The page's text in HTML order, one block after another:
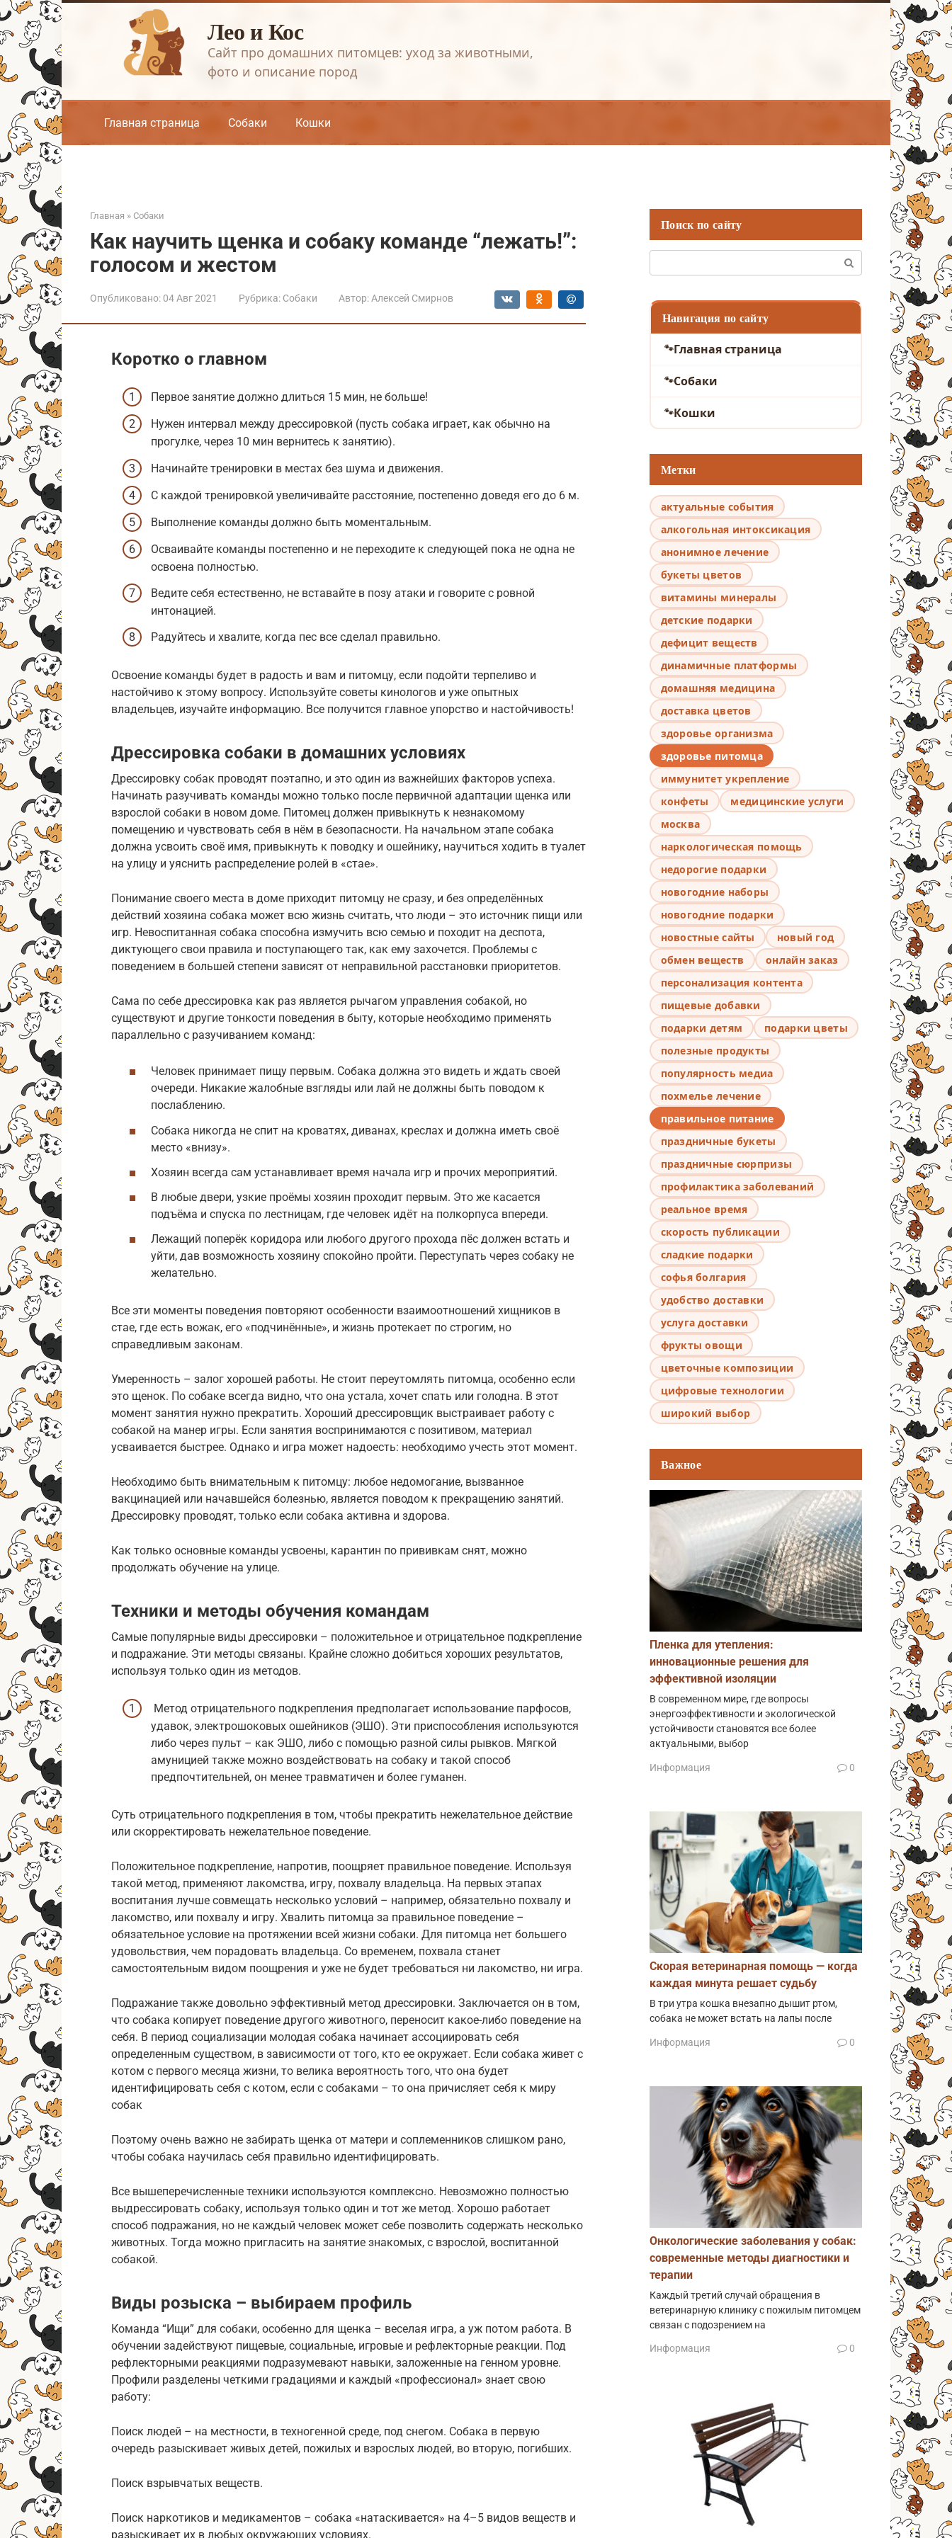
Перейти
к
контенту
Лео и Кос
Сайт про домашних питомцев: уход за животными,
фото и описание пород
Главная страница Собаки Кошки
Главная » Собаки
Как научить щенка и собаку команде “лежать!”:
голосом и жестом
Опубликовано: 04 Авг 2021 Рубрика: Собаки Автор: Алексей Смирнов
Коротко о главном
Первое занятие должно длиться 15 мин, не больше!
Нужен интервал между дрессировкой (пусть собака играет, как обычно на
прогулке, через 10 мин вернитесь к занятию).
Начинайте тренировки в местах без шума и движения.
С каждой тренировкой увеличивайте расстояние, постепенно доведя его до 6 м.
Выполнение команды должно быть моментальным.
Осваивайте команды постепенно и не переходите к следующей пока не одна не
освоена полностью.
Ведите себя естественно, не вставайте в позу атаки и говорите с ровной
интонацией.
Радуйтесь и хвалите, когда пес все сделал правильно.
Освоение команды будет в радость и вам и питомцу, если подойти терпеливо и
настойчиво к этому вопросу. Используйте советы кинологов и уже опытных
владельцев, изучайте информацию. Все получится главное упорство и настойчивость!
Дрессировка собаки в домашних условиях
Дрессировку собак проводят поэтапно, и это один из важнейших факторов успеха.
Начинать разучивать команды можно только после первичной адаптации щенка или
взрослой собаки в новом доме. Питомец должен привыкнуть к незнакомому
помещению и чувствовать себя в нём в безопасности. На начальном этапе собака
должна усвоить своё имя, привыкнуть к поводку и ошейнику, научиться ходить в туалет
на улицу и уяснить распределение ролей в «стае».
Понимание своего места в доме приходит питомцу не сразу, и без определённых
действий хозяина собака может всю жизнь считать, что люди – это источник пищи или
игр. Невоспитанная собака способна измучить всю семью и походит на деспота,
диктующего свои правила и поступающего так, как ему захочется. Проблемы с
поведением в большей степени зависят от неправильной расстановки приоритетов.
Сама по себе дрессировка как раз является рычагом управления собакой, но
существуют и другие тонкости поведения в быту, которые необходимо применять
параллельно с разучиванием команд:
Человек принимает пищу первым. Собака должна это видеть и ждать своей
очереди. Никакие жалобные взгляды или лай не должны быть поводом к
послаблению.
Собака никогда не спит на кроватях, диванах, креслах и должна иметь своё
место «внизу».
Хозяин всегда сам устанавливает время начала игр и прочих мероприятий.
В любые двери, узкие проёмы хозяин проходит первым. Это же касается
подъёма и спуска по лестницам, где человек идёт на полкорпуса впереди.
Лежащий поперёк коридора или любого другого прохода пёс должен встать и
уйти, дав возможность хозяину спокойно пройти. Переступать через собаку не
желательно.
Все эти моменты поведения повторяют особенности взаимоотношений хищников в
стае, где есть вожак, его «подчинённые», и жизнь протекает по строгим, но
справедливым законам.
Умеренность – залог хорошей работы. Не стоит переутомлять питомца, особенно если
это щенок. По собаке всегда видно, что она устала, хочет спать или голодна. В этот
момент занятия нужно прекратить. Хороший дрессировщик выстраивает работу с
собакой на манер игры. Если занятия воспринимаются с позитивом, материал
усваивается быстрее. Однако и игра может надоесть: необходимо учесть этот момент.
Необходимо быть внимательным к питомцу: любое недомогание, вызванное
вакцинацией или начавшейся болезнью, является поводом к прекращению занятий.
Дрессировку проводят, только если собака активна и здорова.
Как только основные команды усвоены, карантин по прививкам снят, можно
продолжать обучение на улице.
Техники и методы обучения командам
Самые популярные виды дрессировки – положительное и отрицательное подкрепление
и подражание. Эти методы связаны. Крайне сложно добиться хороших результатов,
используя только один из методов.
Метод отрицательного подкрепления предполагает использование парфосов,
удавок, электрошоковых ошейников (ЭШО). Эти приспособления используются
либо через пульт – как ЭШО, либо с помощью разной силы рывков. Мягкой
амуницией также можно воздействовать на собаку и такой способ
предпочтительней, он менее травматичен и более гуманен.
Суть отрицательного подкрепления в том, чтобы прекратить нежелательное действие
или скорректировать нежелательное поведение.
Положительное подкрепление, напротив, поощряет правильное поведение. Используя
такой метод, применяют лакомства, игру, похвалу владельца. На первых этапах
воспитания лучше совмещать несколько условий – например, обязательно похвалу и
лакомство, или похвалу и игру. Хвалить питомца за правильное поведение –
обязательное условие на протяжении всей жизни собаки. Для питомца нет большего
удовольствия, чем порадовать владельца. Со временем, похвала станет
самостоятельным видом поощрения и уже не будет требоваться ни лакомство, ни игра.
Подражание также довольно эффективный метод дрессировки. Заключается он в том,
что собака копирует поведение другого животного, переносит какое-либо поведение на
себя. В период социализации молодая собака начинает ассоциировать себя
определенным существом, в зависимости от того, кто ее окружает. Если собака живет с
котом с первого месяца жизни, то велика вероятность того, что она будет
идентифицировать себя с котом, если с собаками – то она причисляет себя к миру
собак
Поэтому очень важно не забирать щенка от матери и соплеменников слишком рано,
чтобы собака научилась себя правильно идентифицировать.
Все вышеперечисленные техники используются комплексно. Невозможно полностью
выдрессировать собаку, используя только один и тот же метод. Хорошо работает
способ подражания, но не каждый человек может себе позволить содержать несколько
животных. Тогда можно пригласить на занятие знакомых, с взрослой, воспитанной
собакой.
Виды розыска – выбираем профиль
Команда “Ищи” для собаки, особенно для щенка – веселая игра, а уж потом работа. В
обучении задействуют пищевые, социальные, игровые и рефлекторные реакции. Под
рефлекторными реакциями подразумевают навыки, заложенные на генном уровне.
Профили разделены четкими градациями и каждый «профессионал» знает свою
работу:
Поиск людей – на местности, в техногенной среде, под снегом. Собака в первую
очередь разыскивает живых детей, пожилых и взрослых людей, во вторую, погибших.
Поиск взрывчатых веществ.
Поиск наркотиков и медикаментов – собака «натаскивается» на 4–5 видов веществ и
разыскивает их в любых окружающих условиях.
Поиск по сайту
Навигация по сайту
Главная страница
Собаки
Кошки
Метки
актуальные события
алкогольная интоксикация
анонимное лечение
букеты цветов
витамины минералы
детские подарки
дефицит веществ
динамичные платформы
домашняя медицина
доставка цветов
здоровье организма
здоровье питомца
иммунитет укрепление
конфеты
медицинские услуги
москва
наркологическая помощь
недорогие подарки
новогодние наборы
новогодние подарки
новостные сайты
новый год
обмен веществ
онлайн заказ
персонализация контента
пищевые добавки
подарки детям
подарки цветы
полезные продукты
популярность медиа
похмелье лечение
правильное питание
праздничные букеты
праздничные сюрпризы
профилактика заболеваний
реальное время
скорость публикации
сладкие подарки
софья болгария
удобство доставки
услуга доставки
фрукты овощи
цветочные композиции
цифровые технологии
широкий выбор
Важное
Пленка для утепления:
инновационные решения для
эффективной изоляции
В современном мире, где вопросы
энергоэффективности и экологической
устойчивости становятся все более
актуальными, выбор
Информация 0
Скорая ветеринарная помощь — когда
каждая минута решает судьбу
В три утра кошка внезапно дышит ртом,
собака не может встать на лапы после
Информация 0
Онкологические заболевания у собак:
современные методы диагностики и
терапии
Каждый третий случай обращения в
ветеринарную клинику с пожилым питомцем
связан с подозрением на
Информация 0